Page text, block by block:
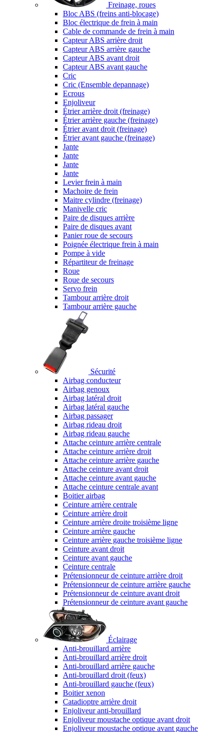
Freinage, roues
Bloc ABS (freins anti-blocage)
Bloc électrique de frein à main
Cable de commande de frein à main
Capteur ABS arrière droit
Capteur ABS arrière gauche
Capteur ABS avant droit
Capteur ABS avant gauche
Cric
Cric (Ensemble depannage)
Ecrous
Enjoliveur
Étrier arrière droit (freinage)
Étrier arrière gauche (freinage)
Étrier avant droit (freinage)
Étrier avant gauche (freinage)
Jante
Jante
Jante
Jante
Levier frein à main
Machoire de frein
Maitre cylindre (freinage)
Manivelle cric
Paire de disques arrière
Paire de disques avant
Panier roue de secours
Poignée électrique frein à main
Pompe à vide
Répartiteur de freinage
Roue
Roue de secours
Servo frein
Tambour arrière droit
Tambour arrière gauche
Sécurité
Airbag conducteur
Airbag genoux
Airbag latéral droit
Airbag latéral gauche
Airbag passager
Airbag rideau droit
Airbag rideau gauche
Attache ceinture arrière centrale
Attache ceinture arrière droit
Attache ceinture arrière gauche
Attache ceinture avant droit
Attache ceinture avant gauche
Attache ceinture centrale avant
Boitier airbag
Ceinture arrière centrale
Ceinture arrière droit
Ceinture arrière droite troisième ligne
Ceinture arrière gauche
Ceinture arrière gauche troisième ligne
Ceinture avant droit
Ceinture avant gauche
Ceinture centrale
Prétensionneur de ceinture arrière droit
Prétensionneur de ceinture arrière gauche
Prétensionneur de ceinture avant droit
Prétensionneur de ceinture avant gauche
Éclairage
Anti-brouillard arrière
Anti-brouillard arrière droit
Anti-brouillard arrière gauche
Anti-brouillard droit (feux)
Anti-brouillard gauche (feux)
Boitier xenon
Catadioptre arrière droit
Enjoliveur anti-brouillard
Enjoliveur moustache optique avant droit
Enjoliveur moustache optique avant gauche